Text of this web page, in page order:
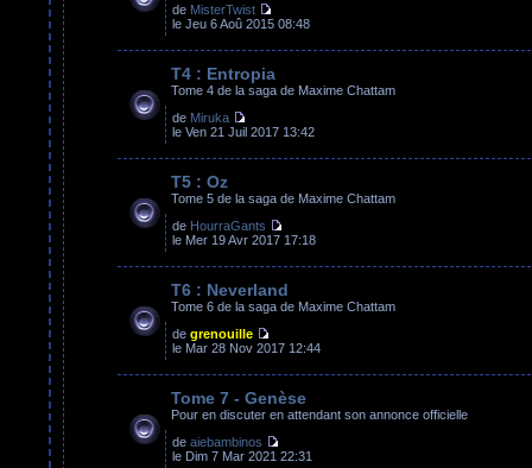
de MisterTwist
le Jeu 6 Aoû 2015 08:48
T4 : Entropia
Tome 4 de la saga de Maxime Chattam
de Miruka
le Ven 21 Juil 2017 13:42
T5 : Oz
Tome 5 de la saga de Maxime Chattam
de HourraGants
le Mer 19 Avr 2017 17:18
T6 : Neverland
Tome 6 de la saga de Maxime Chattam
de grenouille
le Mar 28 Nov 2017 12:44
Tome 7 - Genèse
Pour en discuter en attendant son annonce officielle
de aiebambinos
le Dim 7 Mar 2021 22:31